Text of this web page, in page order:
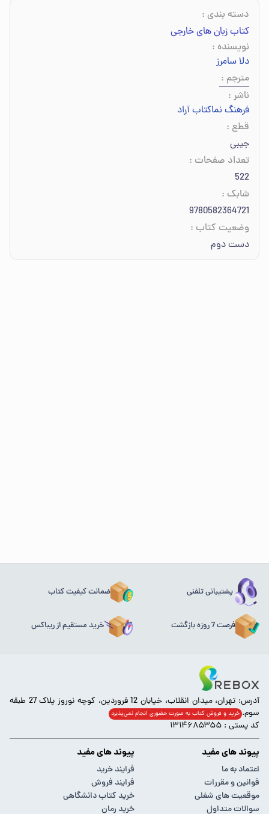
دسته بندی :
کتاب زبان های خارجی
نویسنده :
دلا سامرز
مترجم :
ناشر :
فرهنگ نماکتاب آراد
قطع :
جیبی
تعداد صفحات :
522
شابک :
9780582364721
وضعیت کتاب :
دست دوم
پشتیبانی تلفنی ضمانت کیفیت کتاب
فرصت 7 روزه بازگشت خرید مستقیم از ریباکس
آدرس: تهران، میدان انقلاب، خیابان 12 فروردین، کوچه نوروز پلاک 27 طبقه
سوم. خرید و فروش کتاب به صورت حضوری انجام‌ نمی‌پذیرد
کد پستی : ۱۳۱۴۶۸۵۳۵۵
پیوند های مفید
اعتماد به ما
قوانین و مقررات
موقعیت های شغلی
سوالات متداول
پیوند های مفید
فرایند خرید
فرایند فروش
خرید کتاب دانشگاهی
خرید رمان